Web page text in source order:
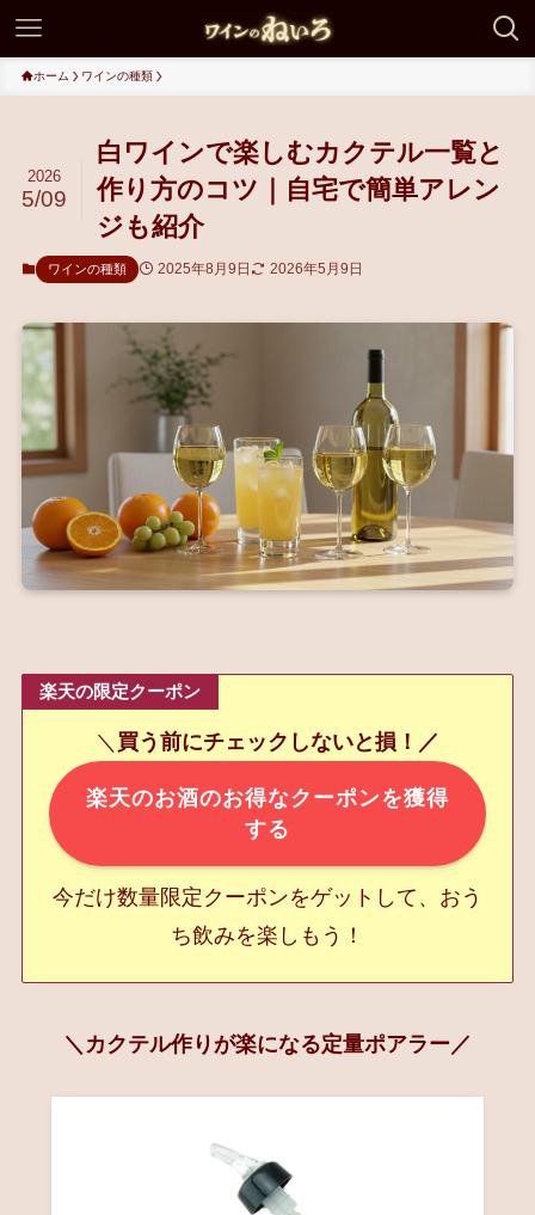
ホーム ワインの種類
白ワインで楽しむカクテル一覧と
作り方のコツ｜自宅で簡単アレン
ジも紹介
2026
5/09
ワインの種類 2025年8月9日 2026年5月9日
楽天の限定クーポン
＼ 買う前にチェックしないと損！／
楽天のお酒のお得なクーポンを獲得
する
今だけ数量限定クーポンをゲットして、おう
ち飲みを楽しもう！
＼カクテル作りが楽になる定量ポアラー／